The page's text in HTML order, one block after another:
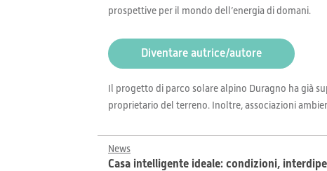
prospettive per il mondo dell’energia di domani.
Diventare autrice/autore
Il progetto di parco solare alpino Duragno ha già
proprietario del terreno. Inoltre, associazioni
News
Casa intelligente ideale: condizioni,